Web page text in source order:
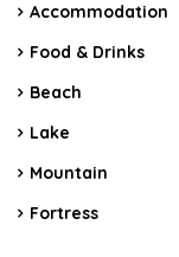
Accommodation
Food & Drinks
Beach
Lake
Mountain
Fortress